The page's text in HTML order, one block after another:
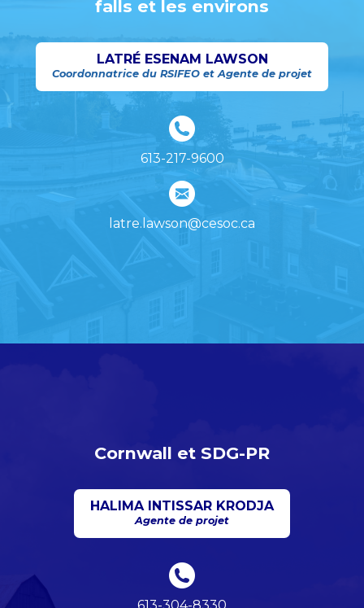
falls et les environs
LATRÉ ESENAM LAWSON
Coordonnatrice du RSIFEO et Agente de projet
613-217-9600
latre.lawson@cesoc.ca
Cornwall et SDG-PR
HALIMA INTISSAR KRODJA
Agente de projet